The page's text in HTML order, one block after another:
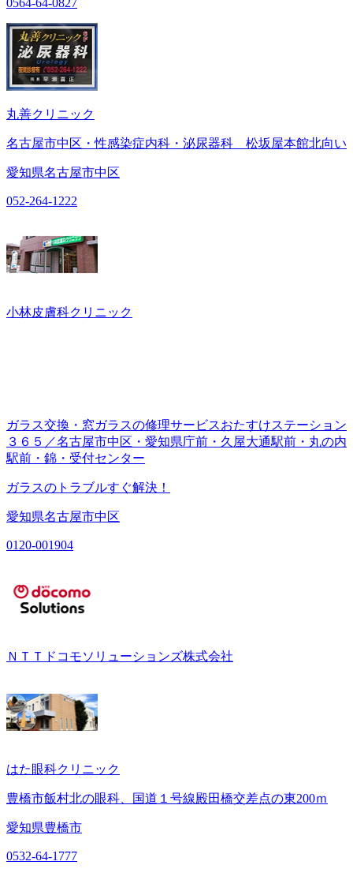
0564-64-0827
丸善クリニック
名古屋市中区・性感染症内科・泌尿器科 松坂屋本館北向い
愛知県名古屋市中区
052-264-1222
小林皮膚科クリニック
ガラス交換・窓ガラスの修理サービスおたすけステーション
３６５／名古屋市中区・愛知県庁前・久屋大通駅前・丸の内
駅前・錦・受付センター
ガラスのトラブルすぐ解決！
愛知県名古屋市中区
0120-001904
ＮＴＴドコモソリューションズ株式会社
はた眼科クリニック
豊橋市飯村北の眼科、国道１号線殿田橋交差点の東200ｍ
愛知県豊橋市
0532-64-1777